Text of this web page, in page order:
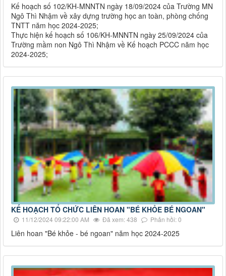
Kế hoạch số 102/KH-MNNTN ngày 18/09/2024 của Trường MN
Ngô Thì Nhậm về xây dựng trường học an toàn, phòng chống
TNTT năm học 2024-2025;
Thực hiện kế hoạch số 106/KH-MNNTN ngày 25/09/2024 của
Trường mầm non Ngô Thì Nhậm về Kế hoạch PCCC năm học
2024-2025;
KẾ HOẠCH TỔ CHỨC LIÊN HOAN "BÉ KHỎE BÉ NGOAN"
11/12/2024 09:22:00 AM Đã xem: 438 Phản hồi: 0
Liên hoan "Bé khỏe - bé ngoan" năm học 2024-2025